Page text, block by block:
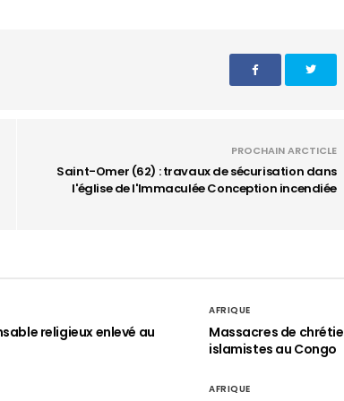
PROCHAIN ARCTICLE
Saint-Omer (62) : travaux de sécurisation dans
l'église de l'Immaculée Conception incendiée
religieux enlevé au
AFRIQUE
Massacres de
islamistes au Congo
AFRIQUE